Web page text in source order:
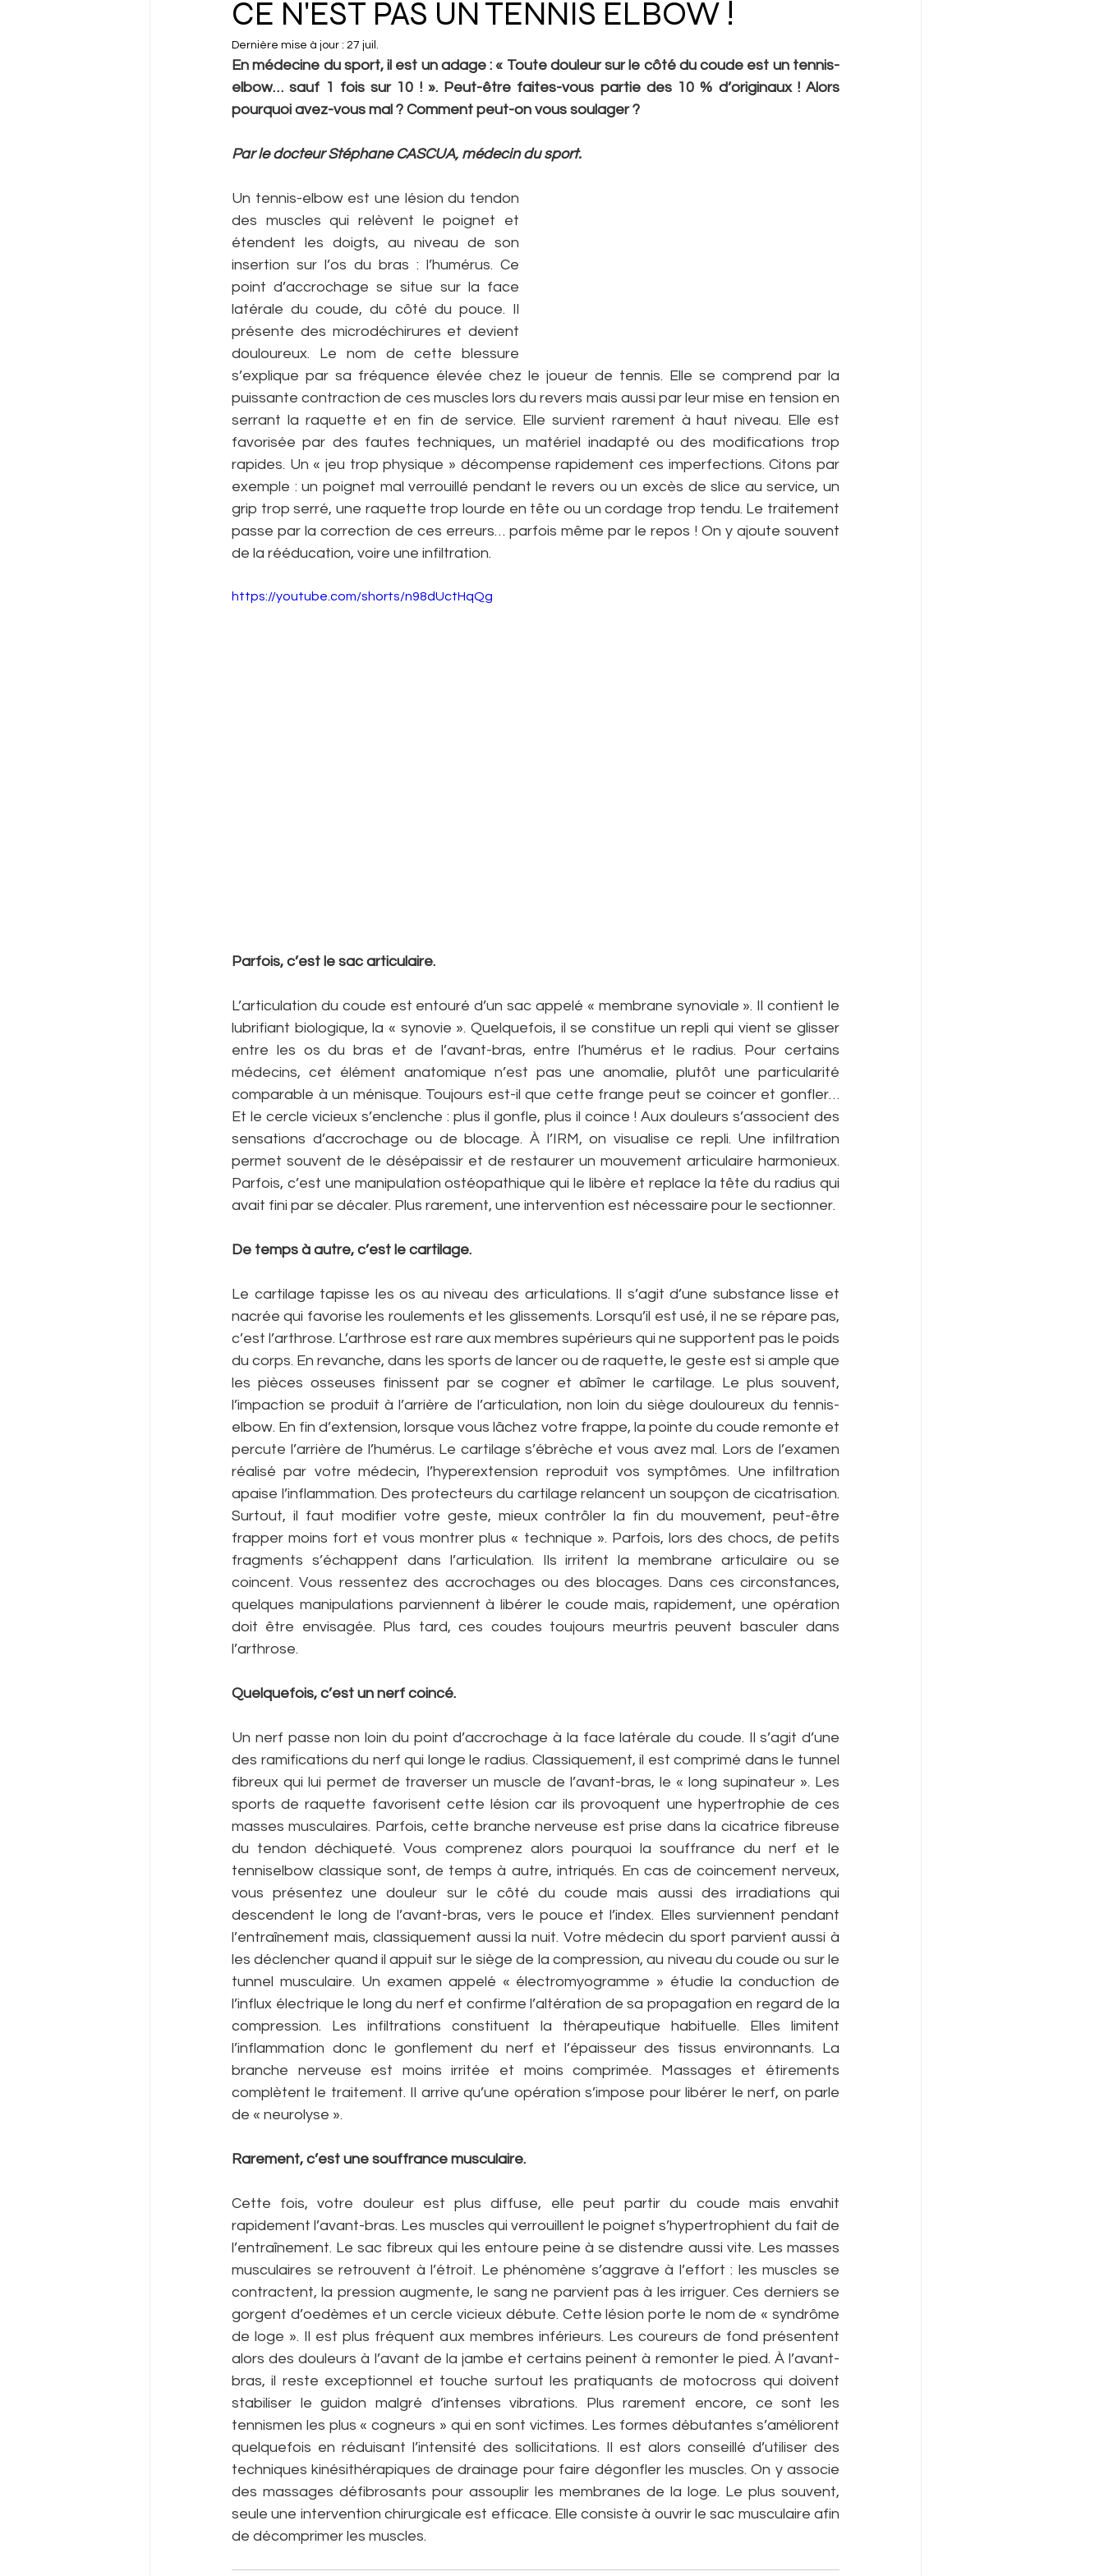
CE N'EST PAS UN TENNIS ELBOW !
Dernière mise à jour : 27 juil.
En médecine du sport, il est un adage : « Toute douleur sur le côté du coude est un tennis-
elbow… sauf 1 fois sur 10 ! ». Peut-être faites-vous partie des 10 % d’originaux ! Alors
pourquoi avez-vous mal ? Comment peut-on vous soulager ?
Par le docteur Stéphane CASCUA, médecin du sport.
Un tennis-elbow est une lésion du tendon
des muscles qui relèvent le poignet et
étendent les doigts, au niveau de son
insertion sur l’os du bras : l’humérus. Ce
point d’accrochage se situe sur la face
latérale du coude, du côté du pouce. Il
présente des microdéchirures et devient
douloureux. Le nom de cette blessure
s’explique par sa fréquence élevée chez le joueur de tennis. Elle se comprend par la
puissante contraction de ces muscles lors du revers mais aussi par leur mise en tension en
serrant la raquette et en fin de service. Elle survient rarement à haut niveau. Elle est
favorisée par des fautes techniques, un matériel inadapté ou des modifications trop
rapides. Un « jeu trop physique » décompense rapidement ces imperfections. Citons par
exemple : un poignet mal verrouillé pendant le revers ou un excès de slice au service, un
grip trop serré, une raquette trop lourde en tête ou un cordage trop tendu. Le traitement
passe par la correction de ces erreurs… parfois même par le repos ! On y ajoute souvent
de la rééducation, voire une infiltration.
https://youtube.com/shorts/n98dUctHqQg
Parfois, c’est le sac articulaire.
L’articulation du coude est entouré d’un sac appelé « membrane synoviale ». Il contient le
lubrifiant biologique, la « synovie ». Quelquefois, il se constitue un repli qui vient se glisser
entre les os du bras et de l’avant-bras, entre l’humérus et le radius. Pour certains
médecins, cet élément anatomique n’est pas une anomalie, plutôt une particularité
comparable à un ménisque. Toujours est-il que cette frange peut se coincer et gonfler…
Et le cercle vicieux s’enclenche : plus il gonfle, plus il coince ! Aux douleurs s’associent des
sensations d’accrochage ou de blocage. À l’IRM, on visualise ce repli. Une infiltration
permet souvent de le désépaissir et de restaurer un mouvement articulaire harmonieux.
Parfois, c’est une manipulation ostéopathique qui le libère et replace la tête du radius qui
avait fini par se décaler. Plus rarement, une intervention est nécessaire pour le sectionner.
De temps à autre, c’est le cartilage.
Le cartilage tapisse les os au niveau des articulations. Il s’agit d’une substance lisse et
nacrée qui favorise les roulements et les glissements. Lorsqu’il est usé, il ne se répare pas,
c’est l’arthrose. L’arthrose est rare aux membres supérieurs qui ne supportent pas le poids
du corps. En revanche, dans les sports de lancer ou de raquette, le geste est si ample que
les pièces osseuses finissent par se cogner et abîmer le cartilage. Le plus souvent,
l’impaction se produit à l’arrière de l’articulation, non loin du siège douloureux du tennis-
elbow. En fin d’extension, lorsque vous lâchez votre frappe, la pointe du coude remonte et
percute l’arrière de l’humérus. Le cartilage s’ébrèche et vous avez mal. Lors de l’examen
réalisé par votre médecin, l’hyperextension reproduit vos symptômes. Une infiltration
apaise l’inflammation. Des protecteurs du cartilage relancent un soupçon de cicatrisation.
Surtout, il faut modifier votre geste, mieux contrôler la fin du mouvement, peut-être
frapper moins fort et vous montrer plus « technique ». Parfois, lors des chocs, de petits
fragments s’échappent dans l’articulation. Ils irritent la membrane articulaire ou se
coincent. Vous ressentez des accrochages ou des blocages. Dans ces circonstances,
quelques manipulations parviennent à libérer le coude mais, rapidement, une opération
doit être envisagée. Plus tard, ces coudes toujours meurtris peuvent basculer dans
l’arthrose.
Quelquefois, c’est un nerf coincé.
Un nerf passe non loin du point d’accrochage à la face latérale du coude. Il s’agit d’une
des ramifications du nerf qui longe le radius. Classiquement, il est comprimé dans le tunnel
fibreux qui lui permet de traverser un muscle de l’avant-bras, le « long supinateur ». Les
sports de raquette favorisent cette lésion car ils provoquent une hypertrophie de ces
masses musculaires. Parfois, cette branche nerveuse est prise dans la cicatrice fibreuse
du tendon déchiqueté. Vous comprenez alors pourquoi la souffrance du nerf et le
tenniselbow classique sont, de temps à autre, intriqués. En cas de coincement nerveux,
vous présentez une douleur sur le côté du coude mais aussi des irradiations qui
descendent le long de l’avant-bras, vers le pouce et l’index. Elles surviennent pendant
l’entraînement mais, classiquement aussi la nuit. Votre médecin du sport parvient aussi à
les déclencher quand il appuit sur le siège de la compression, au niveau du coude ou sur le
tunnel musculaire. Un examen appelé « électromyogramme » étudie la conduction de
l’influx électrique le long du nerf et confirme l’altération de sa propagation en regard de la
compression. Les infiltrations constituent la thérapeutique habituelle. Elles limitent
l’inflammation donc le gonflement du nerf et l’épaisseur des tissus environnants. La
branche nerveuse est moins irritée et moins comprimée. Massages et étirements
complètent le traitement. Il arrive qu’une opération s’impose pour libérer le nerf, on parle
de « neurolyse ».
Rarement, c’est une souffrance musculaire.
Cette fois, votre douleur est plus diffuse, elle peut partir du coude mais envahit
rapidement l’avant-bras. Les muscles qui verrouillent le poignet s’hypertrophient du fait de
l’entraînement. Le sac fibreux qui les entoure peine à se distendre aussi vite. Les masses
musculaires se retrouvent à l’étroit. Le phénomène s’aggrave à l’effort : les muscles se
contractent, la pression augmente, le sang ne parvient pas à les irriguer. Ces derniers se
gorgent d’oedèmes et un cercle vicieux débute. Cette lésion porte le nom de « syndrôme
de loge ». Il est plus fréquent aux membres inférieurs. Les coureurs de fond présentent
alors des douleurs à l’avant de la jambe et certains peinent à remonter le pied. À l’avant-
bras, il reste exceptionnel et touche surtout les pratiquants de motocross qui doivent
stabiliser le guidon malgré d’intenses vibrations. Plus rarement encore, ce sont les
tennismen les plus « cogneurs » qui en sont victimes. Les formes débutantes s’améliorent
quelquefois en réduisant l’intensité des sollicitations. Il est alors conseillé d’utiliser des
techniques kinésithérapiques de drainage pour faire dégonfler les muscles. On y associe
des massages défibrosants pour assouplir les membranes de la loge. Le plus souvent,
seule une intervention chirurgicale est efficace. Elle consiste à ouvrir le sac musculaire afin
de décomprimer les muscles.